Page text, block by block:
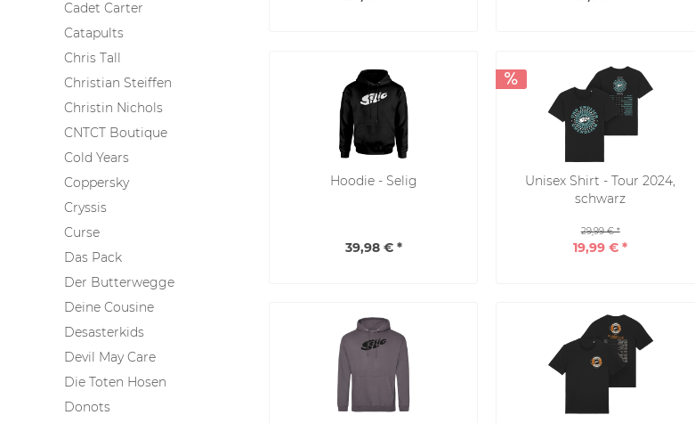
Cadet Carter
Catapults
Chris Tall
Christian Steiffen
Christin Nichols
CNTCT Boutique
Cold Years
Coppersky
Cryssis
Curse
Das Pack
Der Butterwegge
Deine Cousine
Desasterkids
Devil May Care
Die Toten Hosen
Donots
Hoodie - Selig
39,98 € *
Unisex Shirt - Tour 2024,
schwarz
29,99 € *
19,99 € *